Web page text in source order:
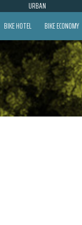
URBAN
BIKE HOTEL BIKE ECONOMY